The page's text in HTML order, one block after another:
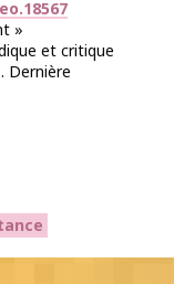
»
et critique
Dernière